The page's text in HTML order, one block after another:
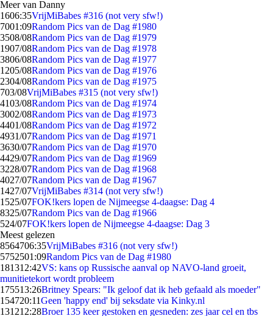
Meer van Danny
1606:35VrijMiBabes #316 (not very sfw!)
7001:09Random Pics van de Dag #1980
3508/08Random Pics van de Dag #1979
1907/08Random Pics van de Dag #1978
3806/08Random Pics van de Dag #1977
1205/08Random Pics van de Dag #1976
2304/08Random Pics van de Dag #1975
703/08VrijMiBabes #315 (not very sfw!)
4103/08Random Pics van de Dag #1974
3002/08Random Pics van de Dag #1973
4401/08Random Pics van de Dag #1972
4931/07Random Pics van de Dag #1971
3630/07Random Pics van de Dag #1970
4429/07Random Pics van de Dag #1969
3228/07Random Pics van de Dag #1968
4027/07Random Pics van de Dag #1967
1427/07VrijMiBabes #314 (not very sfw!)
1525/07FOK!kers lopen de Nijmeegse 4-daagse: Dag 4
8325/07Random Pics van de Dag #1966
524/07FOK!kers lopen de Nijmeegse 4-daagse: Dag 3
Meest gelezen
8564706:35VrijMiBabes #316 (not very sfw!)
5752501:09Random Pics van de Dag #1980
181312:42VS: kans op Russische aanval op NAVO-land groeit,
munitietekort wordt probleem
175513:26Britney Spears: "Ik geloof dat ik heb gefaald als moeder"
154720:11Geen 'happy end' bij seksdate via Kinky.nl
131212:28Broer 135 keer gestoken en gesneden: zes jaar cel en tbs